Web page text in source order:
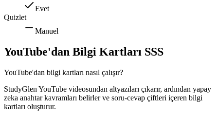
Evet
Quizlet
Manuel
YouTube'dan Bilgi Kartları SSS
YouTube'dan bilgi kartları nasıl çalışır?
StudyGlen YouTube videosundan altyazıları çıkarır, ardından yapay
zeka anahtar kavramları belirler ve soru-cevap çiftleri içeren bilgi
kartları oluşturur.